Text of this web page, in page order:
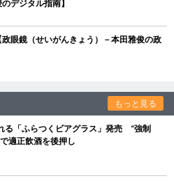
デジタル指南】
眼鏡（せいがんきょう）－本田雅俊の政
もっと見る
る「ふらつくビアグラス」発売 “強制
適正飲酒を後押し